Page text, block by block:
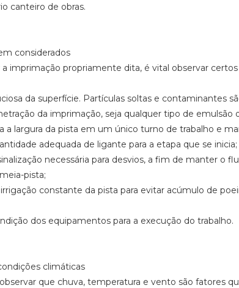
canteiro de obras.
considerados
imprimação propriamente dita, é vital observar
da superfície. Partículas soltas e contaminantes
da imprimação, seja qualquer tipo de emulsão
a largura da pista em um único turno de trabalho e
adequada de ligante para a etapa que se inicia;
necessária para desvios, a fim de manter o
pista;
constante da pista para evitar acúmulo de
dos equipamentos para a execução do trabalho.
climáticas
que chuva, temperatura e vento são fatores